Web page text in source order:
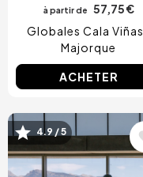
à partir de
57,75 €
Globales Cala Viñas
Majorque
ACHETER
Image
4.9 / 5